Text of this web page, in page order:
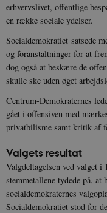
erhvervslivet, offentlige
en række sociale ydelser.
Socialdemokratiet satsede
og foranstaltninger for at
dog også at beskære de
skulle ske uden øget
Centrum-Demokraternes
gået i offensiven med
privatbilisme samt kritik af
Valgets resultat
Valgdeltagelsen ved valget
stemmetallene tydede på, at
socialdemokraternes
Socialdemokratiet stod for